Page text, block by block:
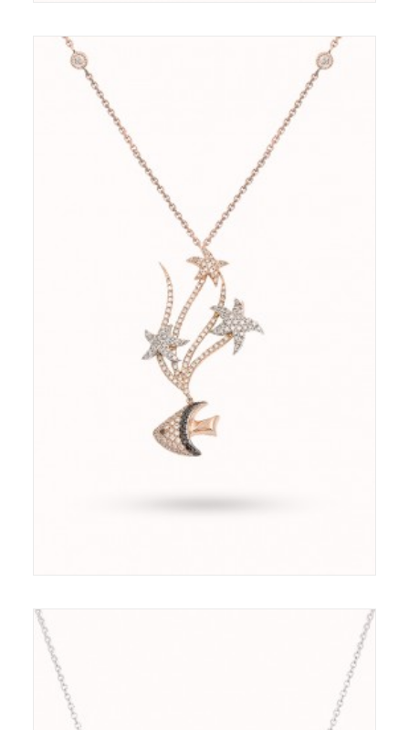
Pendentif - Or 18ct - Diamants